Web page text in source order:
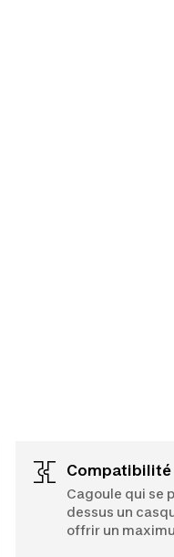
Compatibilité
Cagoule qui se
dessus un
offrir un